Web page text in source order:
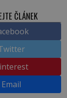
ČLÁNEK
Email